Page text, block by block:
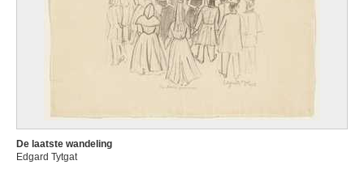
De laatste wandeling
Edgard Tytgat